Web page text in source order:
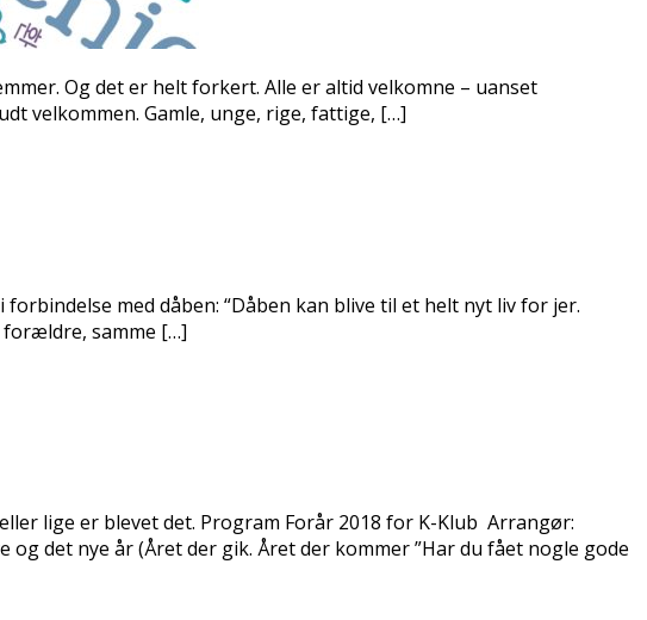
Og det er helt forkert. Alle er altid velkomne – uanset
velkommen. Gamle, unge, rige, fattige, […]
med dåben: “Dåben kan blive til et helt nyt liv for jer.
forældre, samme […]
lige er blevet det. Program Forår 2018 for K-Klub Arrangør:
og det nye år (Året der gik. Året der kommer ”Har du fået nogle gode